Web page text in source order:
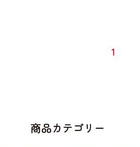
1
商品カテゴリー